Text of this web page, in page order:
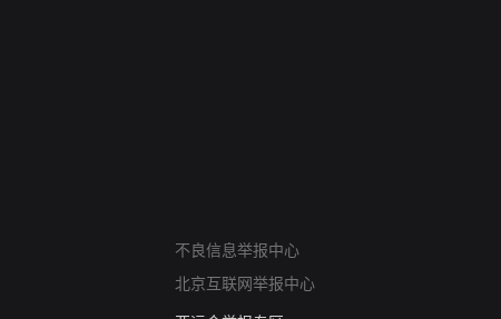
不良信息举报中心
北京互联网举报中心
算法推荐专项举报